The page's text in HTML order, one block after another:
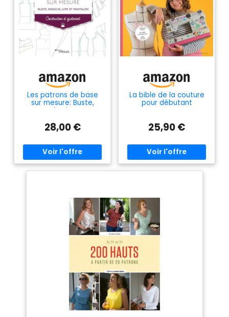
Les patrons de base
sur mesure: Buste,
manche, jupe et
Construction et
ajustement
28,00 €
La bible de la couture
pour débutant
25,90 €